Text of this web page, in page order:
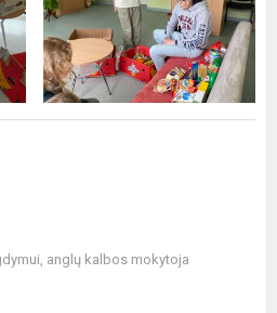
anglų kalbos mokytoja